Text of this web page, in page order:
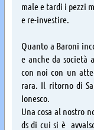
male e tardi i pezzi
e re-investire.
Quanto a Baroni
e anche da società
con noi con un
rara. Il ritorno di
Ionesco.
Una cosa al nostro
ds di cui si è